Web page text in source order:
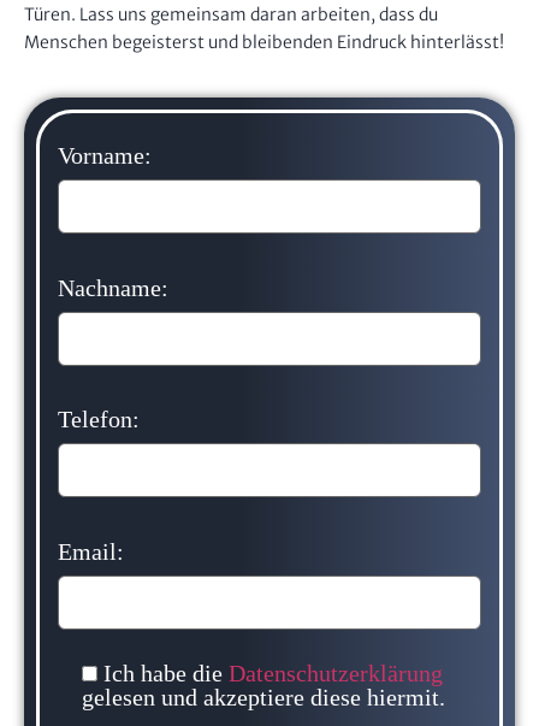
Türen. Lass uns gemeinsam daran arbeiten, dass du
Menschen begeisterst und bleibenden Eindruck hinterlässt!
Vorname:
Nachname:
Telefon:
Email:
Ich habe die Datenschutzerklärung
gelesen und akzeptiere diese hiermit.